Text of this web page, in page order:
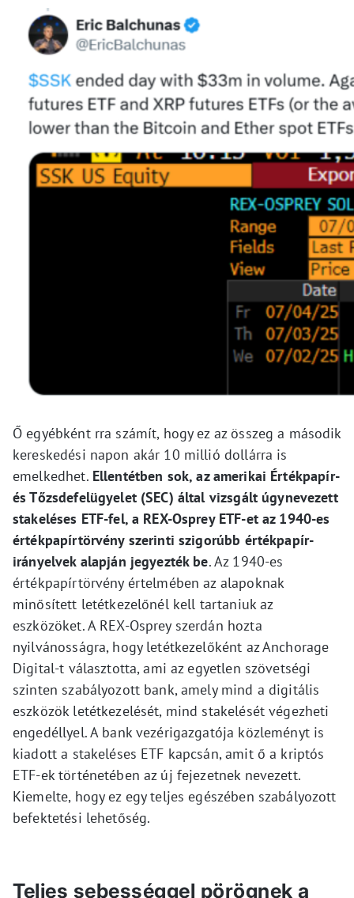
Ő egyébként rra számít, hogy ez az összeg a második
kereskedési napon akár 10 millió dollárra is
emelkedhet. Ellentétben sok, az amerikai Értékpapír-
és Tőzsdefelügyelet (SEC) által vizsgált úgynevezett
stakeléses ETF-fel, a REX-Osprey ETF-et az 1940-es
értékpapírtörvény szerinti szigorúbb értékpapír-
irányelvek alapján jegyezték be. Az 1940-es
értékpapírtörvény értelmében az alapoknak
minősített letétkezelőnél kell tartaniuk az
eszközöket. A REX-Osprey szerdán hozta
nyilvánosságra, hogy letétkezelőként az Anchorage
Digital-t választotta, ami az egyetlen szövetségi
szinten szabályozott bank, amely mind a digitális
eszközök letétkezelését, mind stakelését végezheti
engedéllyel. A bank vezérigazgatója közleményt is
kiadott a stakeléses ETF kapcsán, amit ő a kriptós
ETF-ek történetében az új fejezetnek nevezett.
Kiemelte, hogy ez egy teljes egészében szabályozott
befektetési lehetőség.
Teljes sebességgel pörögnek a